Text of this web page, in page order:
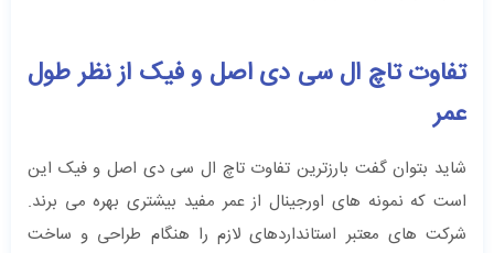
تفاوت تاچ ال سی دی اصل و فیک از نظر طول
عمر
شاید بتوان گفت بارزترین تفاوت تاچ ال سی دی اصل و فیک این
است که نمونه های اورجینال از عمر مفید بیشتری بهره می‌ برند.
شرکت ‌های معتبر استانداردهای لازم را هنگام طراحی و ساخت